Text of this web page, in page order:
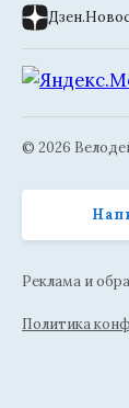
© 2026
Реклама и
Политика